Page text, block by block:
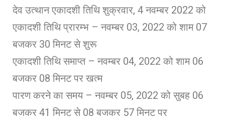
देव उत्थान एकादशी तिथि शुक्रवार, 4 नवम्बर 2022 को
एकादशी तिथि प्रारम्भ – नवम्बर 03, 2022 को शाम 07
बजकर 30 मिनट से शुरू
एकादशी तिथि समाप्त – नवम्बर 04, 2022 को शाम 06
बजकर 08 मिनट पर खत्म
पारण करने का समय – नवम्बर 05, 2022 को सुबह 06
बजकर 41 मिनट से 08 बजकर 57 मिनट पर